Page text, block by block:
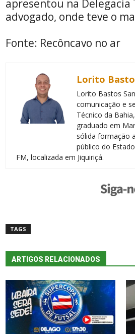
apresentou na
advogado, onde teve o
Fonte: Recôncavo no ar
Lorito
Lorito Bastos
comunicação e
Técnico da
graduado em
sólida formação
público do
FM, localizada em Jiquiriçá.
TAGS
ARTIGOS RELACIONADOS